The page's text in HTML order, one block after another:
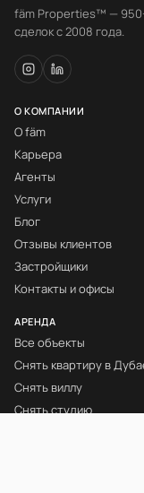
fäm Properties™ —
сделок с 2008 года.
О КОМПАНИИ
О fäm
Карьера
Агенты
Услуги
Блог
Отзывы клиентов
Застройщики
Контакты и офисы
АРЕНДА
Все объекты
Снять квартиру в
Снять виллу
Снять студию